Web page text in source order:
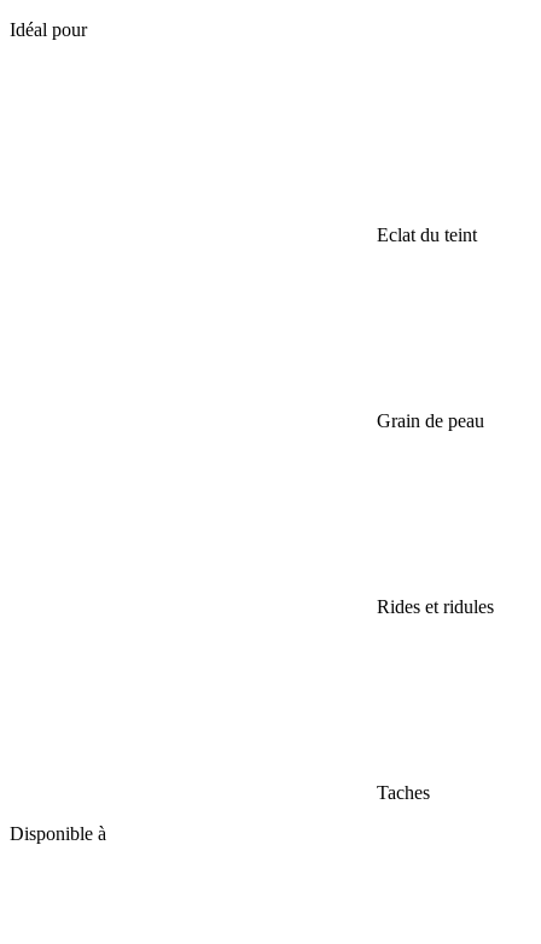
Idéal pour
Eclat du teint
Grain de peau
Rides et ridules
Taches
Disponible à